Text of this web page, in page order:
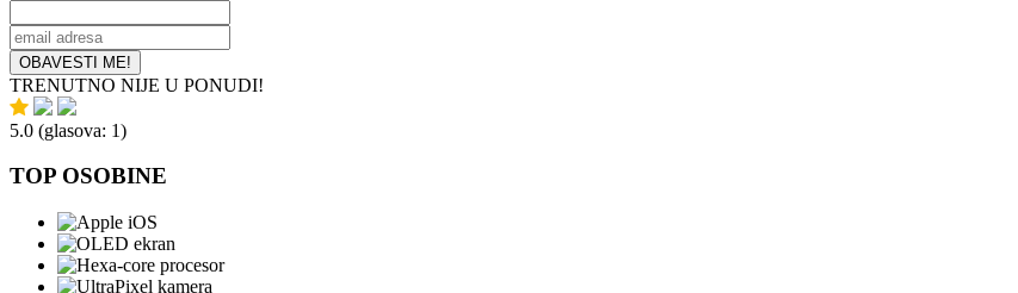
OBAVESTI ME!
TRENUTNO NIJE U PONUDI!
5.0 (glasova: 1)
TOP OSOBINE